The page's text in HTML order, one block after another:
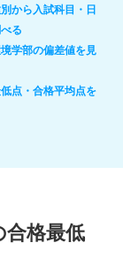
から入試科目・日
る
学部の偏差値を見
点・合格平均点を
合格最低